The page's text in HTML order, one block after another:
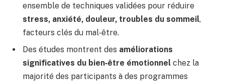
ensemble de techniques validées pour réduire
stress, anxiété, douleur, troubles du sommeil,
facteurs clés du mal‑être.
Des études montrent des améliorations
significatives du bien‑être émotionnel chez la
majorité des participants à des programmes